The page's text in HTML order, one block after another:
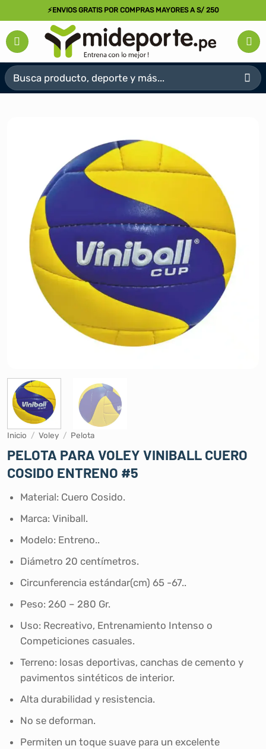
al
contenido
⚡ENVIOS GRATIS POR COMPRAS MAYORES A S/ 250
Buscar
por:
Inicio / Voley / Pelota
PELOTA PARA VOLEY VINIBALL CUERO
COSIDO ENTRENO #5
Material: Cuero Cosido.
Marca: Viniball.
Modelo: Entreno..
Diámetro 20 centímetros.
Circunferencia estándar(cm) 65 -67..
Peso: 260 – 280 Gr.
Uso: Recreativo, Entrenamiento Intenso o
Competiciones casuales.
Terreno: losas deportivas, canchas de cemento y
pavimentos sintéticos de interior.
Alta durabilidad y resistencia.
No se deforman.
Permiten un toque suave para un excelente